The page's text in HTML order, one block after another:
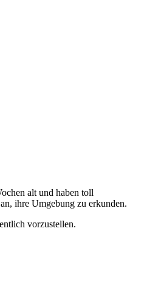
alt und haben toll
ihre Umgebung zu erkunden.
vorzustellen.